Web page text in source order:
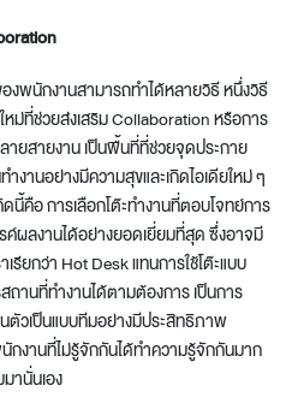
งพนักงานสามารถทำได้หลายวิธี หนึ่งวิธี
ม่ที่ช่วยส่งเสริม Collaboration หรือการ
ยสายงาน เป็นพื้นที่ที่ช่วยจุดประกาย
งานอย่างมีความสุขและเกิดไอเดียใหม่ ๆ
นี้คือ การเลือกโต๊ะทำงานที่ตอบโจทย์การ
ผลงานได้อย่างยอดเยี่ยมที่สุด ซึ่งอาจมี
รียกว่า Hot Desk แทนการใช้โต๊ะแบบ
านที่ทำงานได้ตามต้องการ เป็นการ
ตัวเป็นแบบทีมอย่างมีประสิทธิภาพ
กงานที่ไม่รู้จักกันได้ทำความรู้จักกันมาก
านั่นเอง